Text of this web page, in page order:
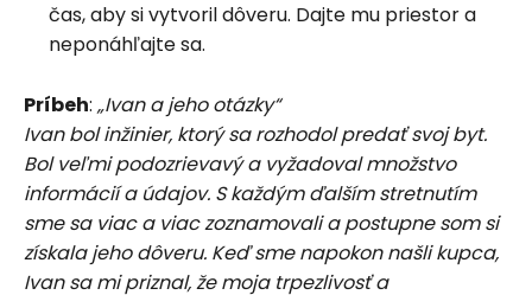
čas, aby si vytvoril dôveru. Dajte mu priestor a
neponáhľajte sa.
Príbeh: „Ivan a jeho otázky“
Ivan bol inžinier, ktorý sa rozhodol predať svoj byt.
Bol veľmi podozrievavý a vyžadoval množstvo
informácií a údajov. S každým ďalším stretnutím
sme sa viac a viac zoznamovali a postupne som si
získala jeho dôveru. Keď sme napokon našli kupca,
Ivan sa mi priznal, že moja trpezlivosť a